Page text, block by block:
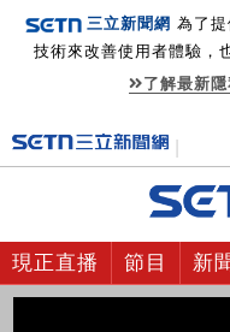
三立新聞網 為了
技術來改善使用者體驗，
了解最新
現正直播 節目 新